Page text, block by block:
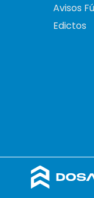
Avisos
Edictos